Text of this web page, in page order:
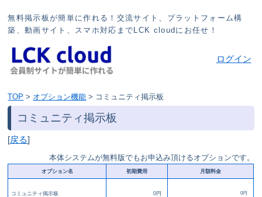
無料掲示板が簡単に作れる！交流サイト、プラットフォーム構
築、動画サイト、スマホ対応までLCK cloudにお任せ！
ログイン
TOP > オプション機能 > コミュニティ掲示板
コミュニティ掲示板
[戻る]
本体システムが無料版でもお申込み頂けるオプションです。
オプション名 初期費用 月額料金
コミュニティ掲示板 0円 0円